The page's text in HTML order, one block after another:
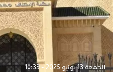
الجمعة 13 يونيو 2025 - 10:33